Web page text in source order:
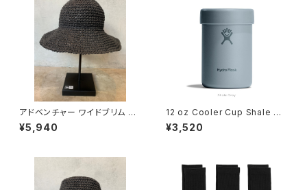
アドベンチャー ワイドブリム Pa
per Crochet Hat ブラック
¥5,940
12 oz Cooler Cup Shale Gr
ay
¥3,520